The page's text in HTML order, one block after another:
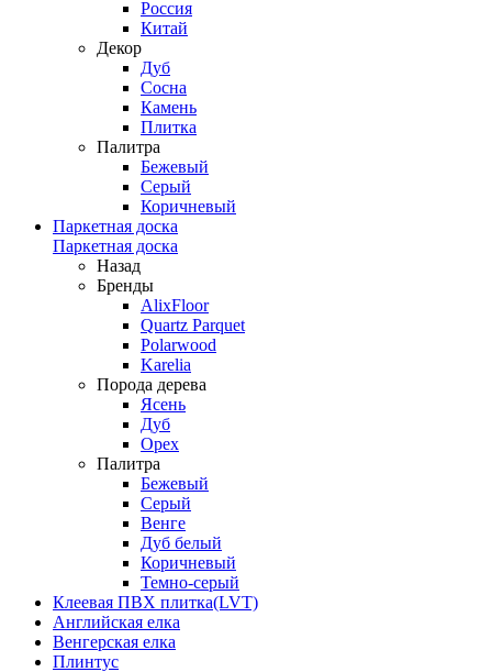
Россия
Китай
Декор
Дуб
Сосна
Камень
Плитка
Палитра
Бежевый
Серый
Коричневый
Паркетная доска
Паркетная доска
Назад
Бренды
AlixFloor
Quartz Parquet
Polarwood
Karelia
Порода дерева
Ясень
Дуб
Орех
Палитра
Бежевый
Серый
Венге
Дуб белый
Коричневый
Темно-серый
Клеевая ПВХ плитка(LVT)
Английская елка
Венгерская елка
Плинтус